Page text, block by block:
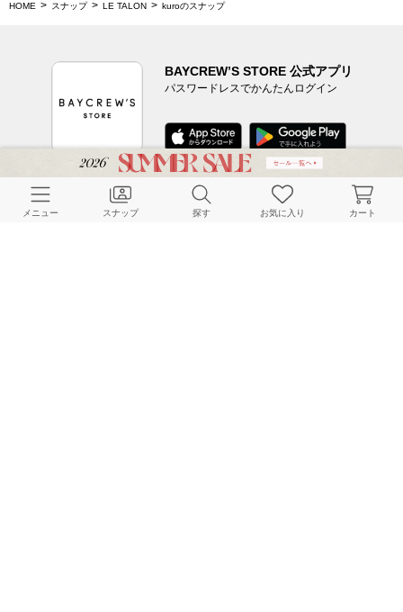
HOME スナップ LE TALON kuroのスナップ
BAYCREW’S STORE 公式アプリ
パスワードレスでかんたんログイン
CUSTOMER SERVICE
メニュー スナップ 探す お気に入り カート